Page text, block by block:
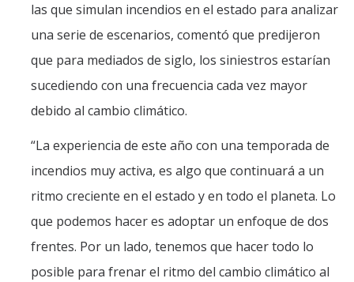
las que simulan incendios en el estado para analizar
una serie de escenarios, comentó que predijeron
que para mediados de siglo, los siniestros estarían
sucediendo con una frecuencia cada vez mayor
debido al cambio climático.
“La experiencia de este año con una temporada de
incendios muy activa, es algo que continuará a un
ritmo creciente en el estado y en todo el planeta. Lo
que podemos hacer es adoptar un enfoque de dos
frentes. Por un lado, tenemos que hacer todo lo
posible para frenar el ritmo del cambio climático al